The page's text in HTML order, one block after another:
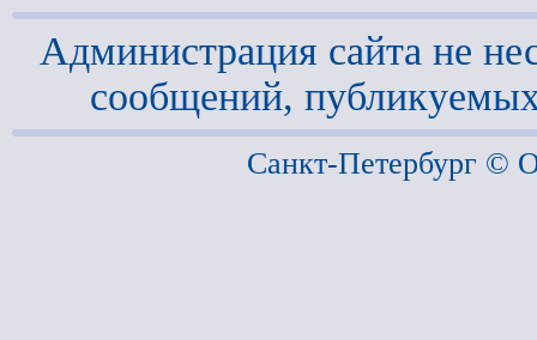
Администрация сайта не
сообщений,
Санкт-Петербург